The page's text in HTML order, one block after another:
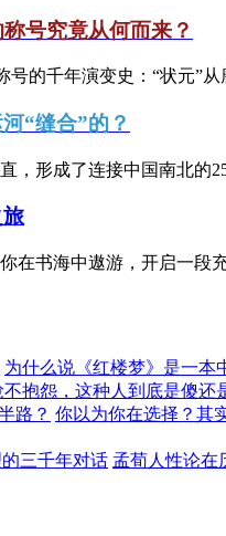
号究竟从何而来？
号的千年演变史：“状元”从
“缝合”的？
，形成了连接中国南北的
在书海中遨游，开启一段
为什么说《红楼梦》是一本
抱怨，这种人到底是傻还
路？ 你以为你在选择？其
三千年对话 孟荀人性论在